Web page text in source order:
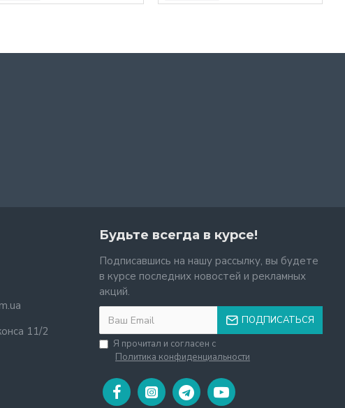
11/2
Будьте всегда в курсе!
Подписавшись на нашу рассылку, вы будете
в курсе последних новостей и рекламных
акций.
ПОДПИСАТЬСЯ
Я прочитал и согласен с
Политика конфиденциальности